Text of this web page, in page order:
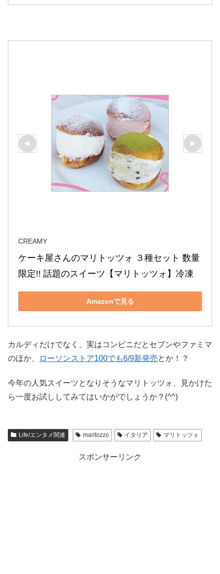
CREAMY
ケーキ屋さんのマリトッツォ ３種セット 数量
限定!! 話題のスイーツ【マリトッツォ】冷凍
Amazonで見る
カルディだけでなく、実はコンビニだとセブンやファミマ
のほか、
ローソンストア100でも6/9新発売とか！？
今年の人気スイーツとなりそうなマリトッツォ、見かけた
ら一度お試ししてみてはいかがでしょうか？(^^)
Life/エンタメ関連 maritozzo イタリア マリトッツォ
スポンサーリンク